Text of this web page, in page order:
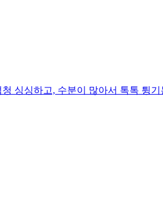
싱싱하고, 수분이 많아서 톡톡 튕